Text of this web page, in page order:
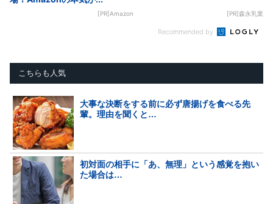
[PR]Amazon [PR]森永乳業
Recommended by
こちらも人気
大事な決断をする前に必ず唐揚げを食べる先
輩。理由を聞くと…
初対面の相手に「あ、無理」という感覚を抱い
た場合は…